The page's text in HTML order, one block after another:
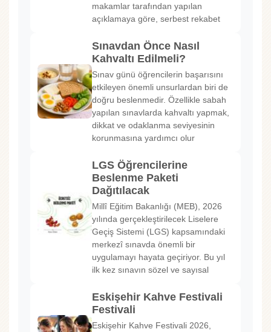
makamlar tarafından yapılan
açıklamaya göre, serbest rekabet
Sınavdan Önce Nasıl
Kahvaltı Edilmeli?
Sınav günü öğrencilerin başarısını
etkileyen önemli unsurlardan biri de
doğru beslenmedir. Özellikle sabah
yapılan sınavlarda kahvaltı yapmak,
dikkat ve odaklanma seviyesinin
korunmasına yardımcı olur
LGS Öğrencilerine
Beslenme Paketi
Dağıtılacak
Millî Eğitim Bakanlığı (MEB), 2026
yılında gerçekleştirilecek Liselere
Geçiş Sistemi (LGS) kapsamındaki
merkezî sınavda önemli bir
uygulamayı hayata geçiriyor. Bu yıl
ilk kez sınavın sözel ve sayısal
Eskişehir Kahve Festivali
Festivali
Eskişehir Kahve Festivali 2026,